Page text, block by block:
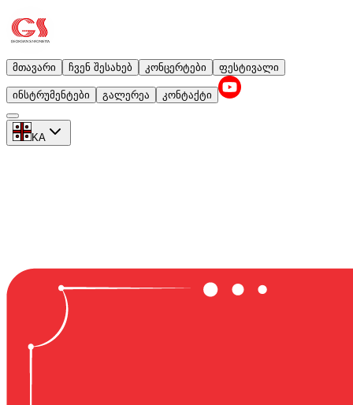
მთავარი ჩვენ შესახებ კონცერტები ფესტივალი
ინსტრუმენტები გალერეა კონტაქტი
KA